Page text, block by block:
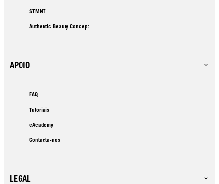
STMNT
Authentic Beauty Concept
APOIO
FAQ
Tutoriais
eAcademy
Contacta-nos
LEGAL